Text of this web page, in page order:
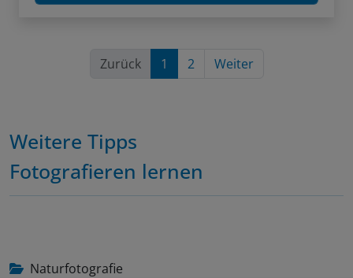
Zurück 1 2 Weiter
Weitere Tipps
Fotografieren lernen
Naturfotografie